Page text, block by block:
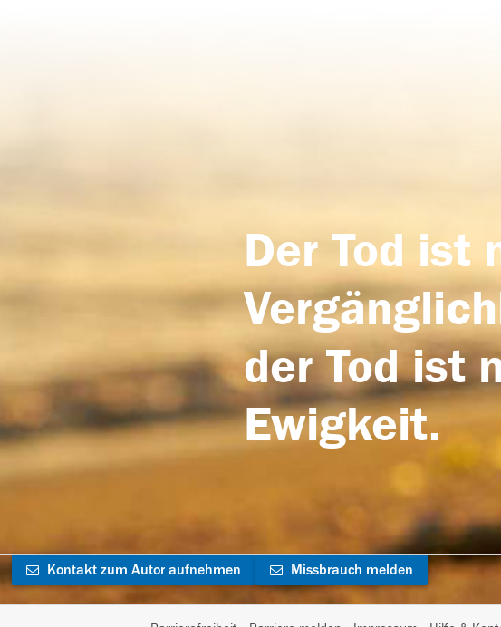
Der Tod ist
der Tod ist
Ewigkeit.
Kontakt zum Autor aufnehmen Missbrauch melden